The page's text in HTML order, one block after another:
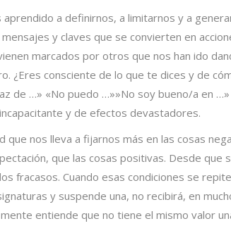
a definirnos, a limitarnos y a
y claves que se convierten en
marcados por otros que nos han ido
¿Eres consciente de lo que te dices y de
de …» «No puedo …»»No soy bueno/a en
y de efectos devastadores.
que nos lleva a fijarnos más en las cosas
que las cosas positivas. Desde
fracasos. Cuando esas condiciones se
y suspende una, no recibirá, en
entiende que no tiene el mismo valor